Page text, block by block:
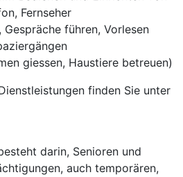
Fernseher
Gespräche führen, Vorlesen
giessen, Haustiere betreuen)
finden Sie unter
darin, Senioren und
auch temporären,